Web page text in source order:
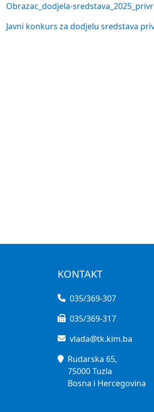
Obrazac_dodjela-
Javni konkurs za dodjelu sredstava
KONTAKT
035/369-307
035/369-317
vlada@tk.kim.ba
Rudarska 65,
75000 Tuzla
Bosna i Hercegovina